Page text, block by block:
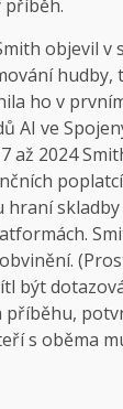
příběh.
objevil v
hudby,
ho v
AI ve
až 2024
být
příběhu,
s oběma